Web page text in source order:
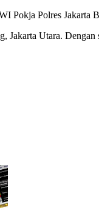
Pokja Polres Jakarta
Utara.